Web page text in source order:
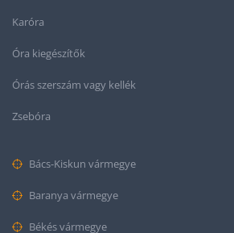
Karóra
Óra kiegészítők
Órás szerszám vagy kellék
Zsebóra
Bács-Kiskun vármegye
Baranya vármegye
Békés vármegye